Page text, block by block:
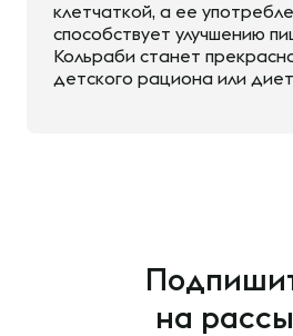
клетчаткой, а ее
способствует улучшению
Кольраби станет
детского рациона или
на